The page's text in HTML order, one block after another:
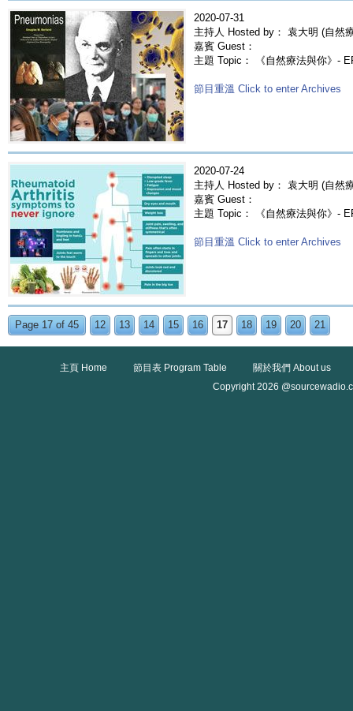
2020-07-31
主持人 Hosted by： 袁大明 (自然
嘉賓 Guest：
主題 Topic： 《自然療法與你》-
節目重溫 Click to enter Archives
2020-07-24
主持人 Hosted by： 袁大明 (自然
嘉賓 Guest：
主題 Topic： 《自然療法與你》-
節目重溫 Click to enter Archives
Page 17 of 45 12 13 14 15 16 17 18 19 20 21
主頁 Home 節目表 Program Table
關於我們 About us
Copyright 2026